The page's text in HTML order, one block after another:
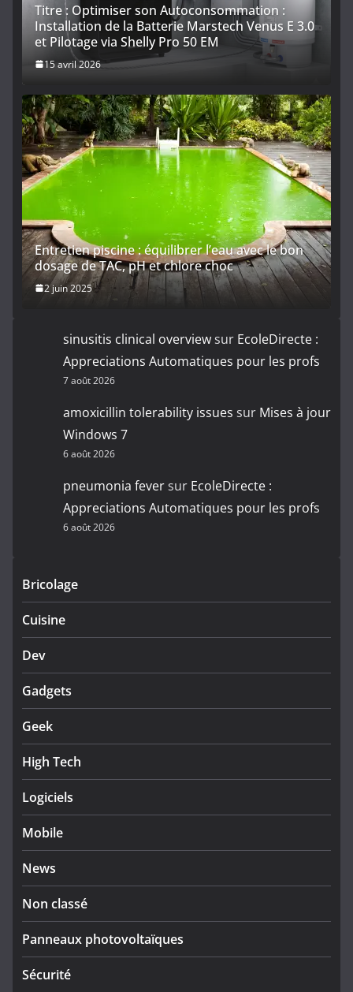
Titre : Optimiser son Autoconsommation :
Installation de la Batterie Marstech Venus E 3.0
et Pilotage via Shelly Pro 50 EM
15 avril 2026
Entretien piscine : équilibrer l’eau avec le bon
dosage de TAC, pH et chlore choc
2 juin 2025
sinusitis clinical overviewsur EcoleDirecte :
Appreciations Automatiques pour les profs
7 août 2026
amoxicillin tolerability issues sur Mises à jour
Windows 7
6 août 2026
pneumonia feversur EcoleDirecte :
Appreciations Automatiques pour les profs
6 août 2026
Bricolage
Cuisine
Dev
Gadgets
Geek
High Tech
Logiciels
Mobile
News
Non classé
Panneaux photovoltaïques
Sécurité